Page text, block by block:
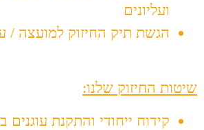
ועליונים
הגשת תיק החיזוק למועצה /
שיטות החיזוק שלנו:
קידוח ייחודי והתקנת